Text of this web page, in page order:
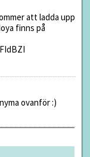
att ladda upp
finns på
ovanför :)